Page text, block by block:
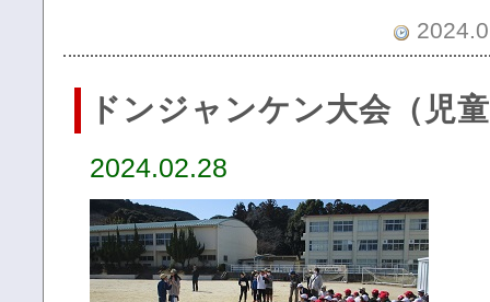
ドンジャンケン大会（児
2024.02.28